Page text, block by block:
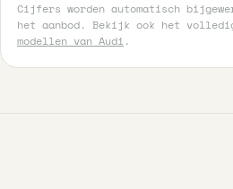
Cijfers worden automatisch
het aanbod. Bekijk ook het
modellen van Audi .